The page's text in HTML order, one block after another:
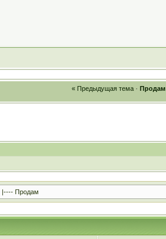
« Предыдущая тема ·Продам